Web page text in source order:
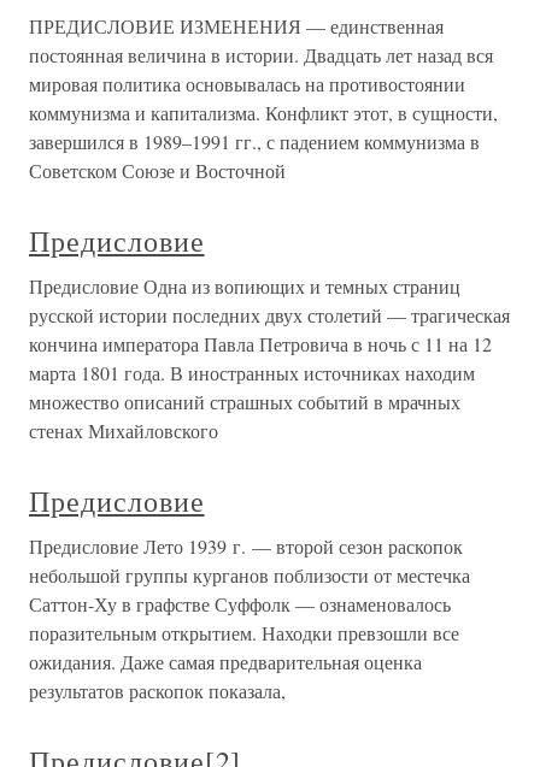
ПРЕДИСЛОВИЕ ИЗМЕНЕНИЯ — единственная
постоянная величина в истории. Двадцать лет назад вся
мировая политика основывалась на противостоянии
коммунизма и капитализма. Конфликт этот, в сущности,
завершился в 1989–1991 гг., с падением коммунизма в
Советском Союзе и Восточной
Предисловие
Предисловие Одна из вопиющих и темных страниц
русской истории последних двух столетий — трагическая
кончина императора Павла Петровича в ночь с 11 на 12
марта 1801 года. В иностранных источниках находим
множество описаний страшных событий в мрачных
стенах Михайловского
Предисловие
Предисловие Лето 1939 г. — второй сезон раскопок
небольшой группы курганов поблизости от местечка
Саттон-Ху в графстве Суффолк — ознаменовалось
поразительным открытием. Находки превзошли все
ожидания. Даже самая предварительная оценка
результатов раскопок показала,